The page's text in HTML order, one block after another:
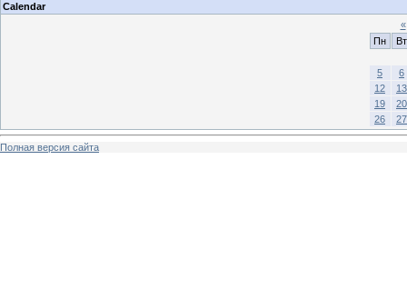
Calendar
«
Пн
Вт
5
6
12
13
19
20
26
27
Полная версия сайта